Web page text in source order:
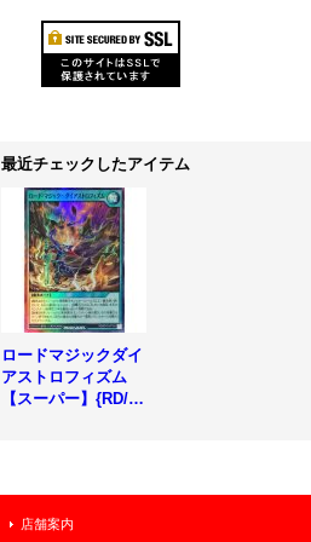
最近チェックしたアイテム
ロードマジックダイ
アストロフィズム
【スーパー】{RD/5T
店舗案内